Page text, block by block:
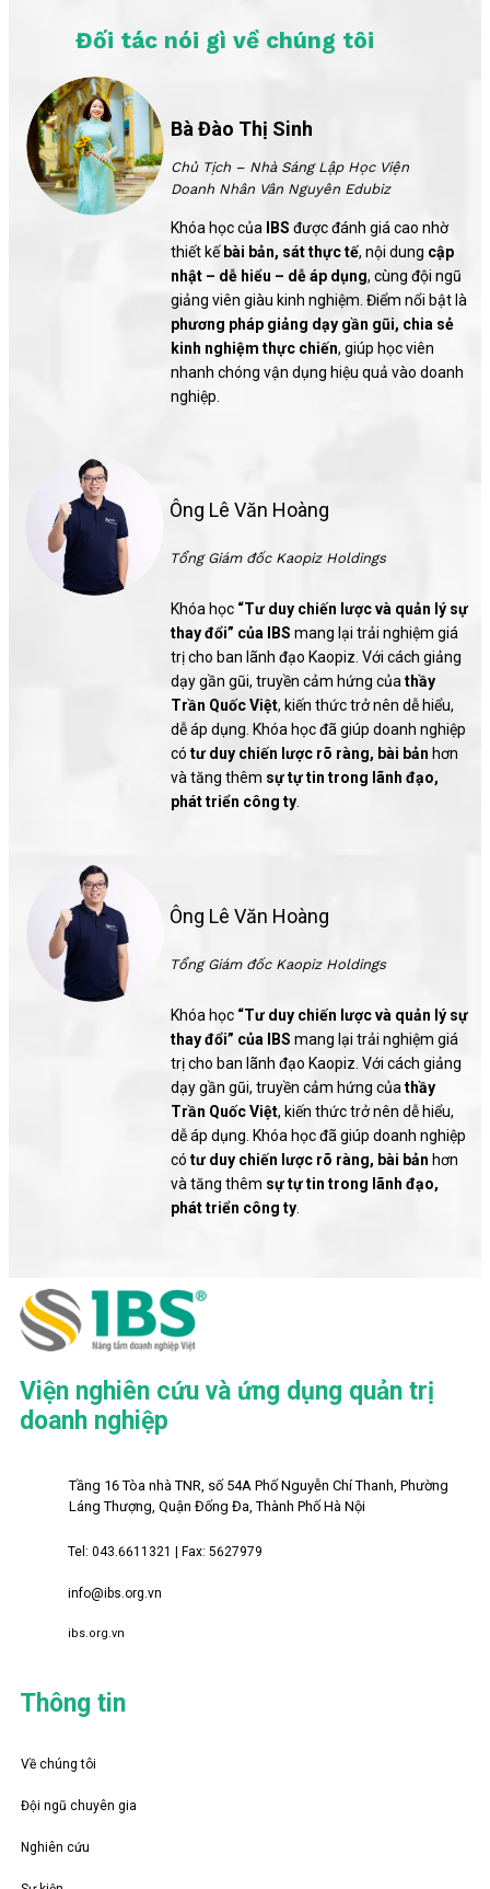
Đối tác nói gì về chúng tôi
Bà Đào Thị Sinh
Chủ Tịch – Nhà Sáng Lập Học Viện
Doanh Nhân Vân Nguyên Edubiz
Khóa học của IBS được đánh giá cao nhờ
thiết kế bài bản, sát thực tế, nội dung cập
nhật – dễ hiểu – dễ áp dụng, cùng đội ngũ
giảng viên giàu kinh nghiệm. Điểm nổi bật là
phương pháp giảng dạy gần gũi, chia sẻ
kinh nghiệm thực chiến, giúp học viên
nhanh chóng vận dụng hiệu quả vào doanh
nghiệp.
Ông Lê Văn Hoàng
Tổng Giám đốc Kaopiz Holdings
Khóa học “Tư duy chiến lược và quản lý sự
thay đổi” của IBS mang lại trải nghiệm giá
trị cho ban lãnh đạo Kaopiz. Với cách giảng
dạy gần gũi, truyền cảm hứng của thầy
Trần Quốc Việt, kiến thức trở nên dễ hiểu,
dễ áp dụng. Khóa học đã giúp doanh nghiệp
có tư duy chiến lược rõ ràng, bài bản hơn
và tăng thêm sự tự tin trong lãnh đạo,
phát triển công ty.
Ông Lê Văn Hoàng
Tổng Giám đốc Kaopiz Holdings
Khóa học “Tư duy chiến lược và quản lý sự
thay đổi” của IBS mang lại trải nghiệm giá
trị cho ban lãnh đạo Kaopiz. Với cách giảng
dạy gần gũi, truyền cảm hứng của thầy
Trần Quốc Việt, kiến thức trở nên dễ hiểu,
dễ áp dụng. Khóa học đã giúp doanh nghiệp
có tư duy chiến lược rõ ràng, bài bản hơn
và tăng thêm sự tự tin trong lãnh đạo,
phát triển công ty.
Thông tin
Viện nghiên cứu và ứng dụng quản trị
doanh nghiệp
Về chúng tôi
Đội ngũ chuyên gia
Nghiên cứu
Tel: 043.6611321 | Fax: 5627979
info@ibs.org.vn
Tầng 16 Tòa nhà TNR, số 54A Phố Nguyễn Chí Thanh, Phường
Láng Thượng, Quận Đống Đa, Thành Phố Hà Nội
ibs.org.vn